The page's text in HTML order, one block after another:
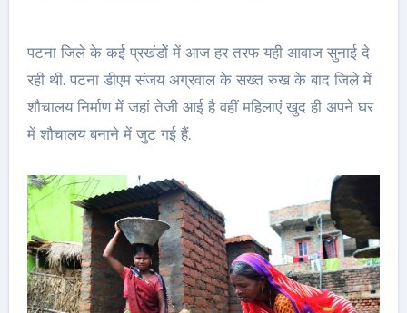
पटना जिले के कई प्रखंडोें में आज हर तरफ यही आवाज सुनाई दे
रही थी. पटना डीएम संजय अग्रवाल के सख्त रुख के बाद जिले में
शौचालय निर्माण में जहां तेजी आई है वहीं महिलाएं खुद ही अपने घर
में शौचालय बनाने में जुट गई हैं.